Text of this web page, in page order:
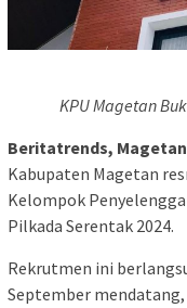
KPU Magetan
Beritatrends, Magetan
Kabupaten Magetan
Kelompok
Pilkada Serentak 2024.
Rekrutmen ini
September